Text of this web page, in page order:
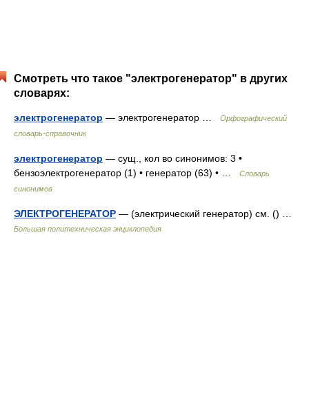
Смотреть что такое "электрогенератор" в других
словарях:
электрогенератор — электрогенератор …
Орфографический
словарь-справочник
электрогенератор — сущ., кол во синонимов: 3 •
бензоэлектрогенератор (1) • генератор (63) • …
Словарь
синонимов
ЭЛЕКТРОГЕНЕРАТОР — (электрический генератор) см. () …
Большая политехническая энциклопедия